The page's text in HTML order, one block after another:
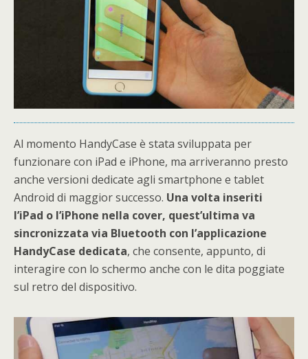
Al momento HandyCase è stata sviluppata per
funzionare con iPad e iPhone, ma arriveranno presto
anche versioni dedicate agli smartphone e tablet
Android di maggior successo. Una volta inseriti
l’iPad o l’iPhone nella cover, quest’ultima va
sincronizzata via Bluetooth con l’applicazione
HandyCase dedicata, che consente, appunto, di
interagire con lo schermo anche con le dita poggiate
sul retro del dispositivo.